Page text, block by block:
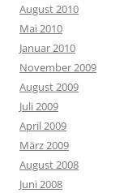
August 2010
Mai 2010
Januar 2010
November 2009
August 2009
Juli 2009
April 2009
März 2009
August 2008
Juni 2008